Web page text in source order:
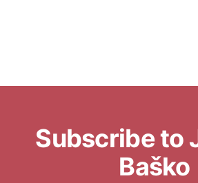
Subscribe to
Baško